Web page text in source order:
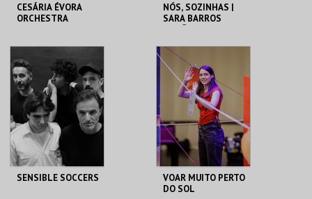
CESÁRIA ÉVORA
ORCHESTRA
MAIS INFO
COMPRAR
NÓS, SOZINHAS |
SARA BARROS
THEATRO CIRCO
MAIS INFO
SENSIBLE SOCCERS
VOAR MUITO PERTO
DO SOL